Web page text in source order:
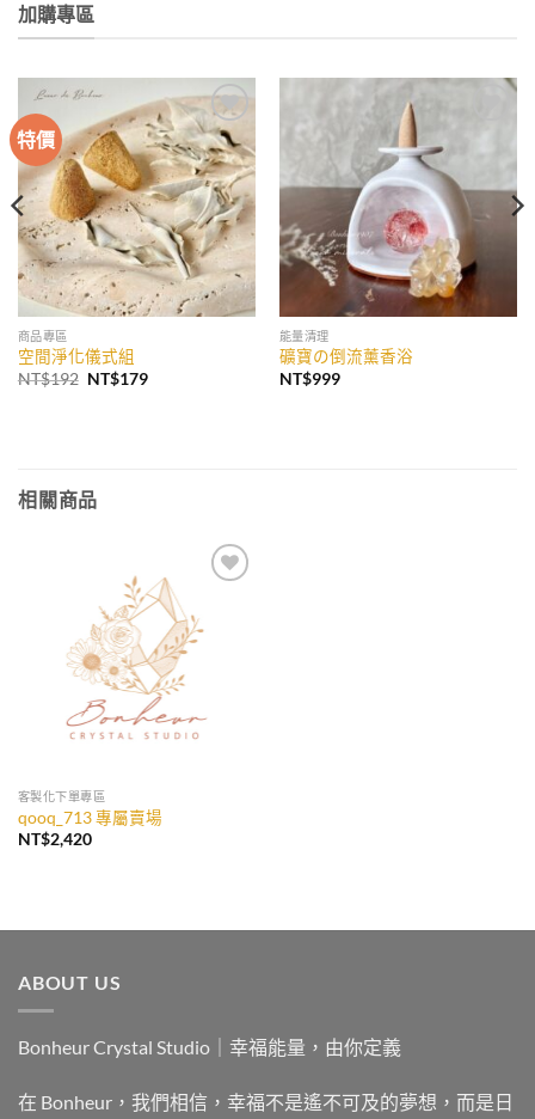
加購專區
特價
加入
收藏
商品專區
空間淨化儀式組
NT$192 原
NT$179目
收藏
能量清理
礦寶の倒流薰香浴
NT$999
相關商品
客製化下單專區
qooq_713 專屬賣場
NT$2,420
ABOUT US
Bonheur Crystal Studio｜幸福能量，由你定義
在 Bonheur，我們相信，幸福不是遙不可及的夢想，而是日